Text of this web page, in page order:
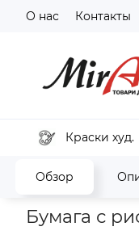
О нас Контакты
Краски худ.
Обзор
Главная Хобби и
Бумага с